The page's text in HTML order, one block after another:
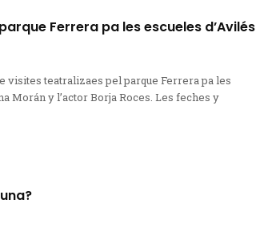
Ferrera pa les escueles d’Avilés
visites teatralizaes pel parque Ferrera pa les
Morán y l’actor Borja Roces. Les feches y